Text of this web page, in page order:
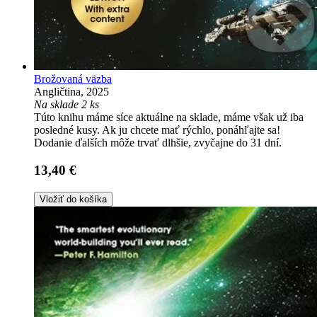
Brožovaná väzba
Angličtina, 2025
Na sklade 2 ks
Túto knihu máme síce aktuálne na sklade, máme však už iba
posledné kusy. Ak ju chcete mať rýchlo, ponáhľajte sa!
Dodanie ďalších môže trvať dlhšie, zvyčajne do 31 dní.
13,40 €
Vložiť do košíka